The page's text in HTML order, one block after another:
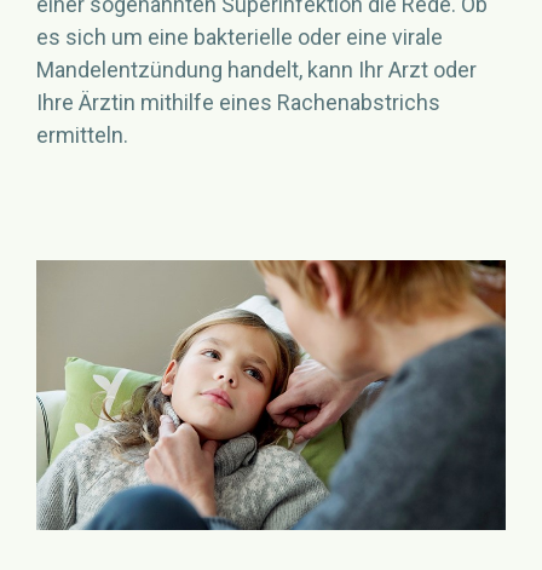
es sich um eine bakterielle oder eine virale
Mandelentzündung handelt, kann Ihr Arzt oder
Ihre Ärztin mithilfe eines Rachenabstrichs
ermitteln.